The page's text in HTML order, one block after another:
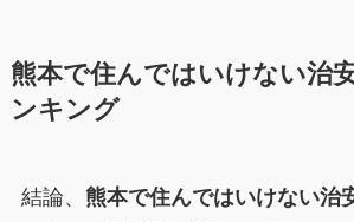
熊本で住んではいけない治
ンキング
結論、 熊本で住んではいけない治